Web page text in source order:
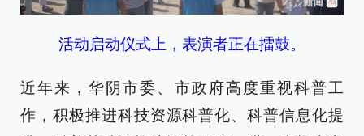
活动启动仪式上，表演者正在擂鼓。
近年来，华阴市委、市政府高度重视科普工
作，积极推进科技资源科普化、科普信息化提